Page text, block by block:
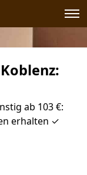
ab 103 €:
erhalten ✓